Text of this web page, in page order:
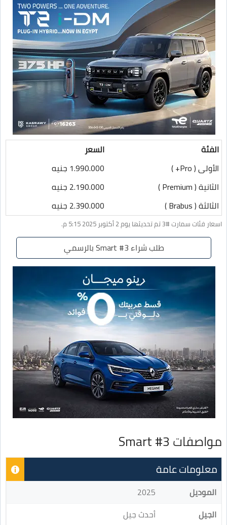
الفئة
السعر
الأولى ( Pro+ )
1.990.000 جنيه
الثانية ( Premium )
2.190.000 جنيه
الثالثة ( Brabus )
2.390.000 جنيه
اسعار فئات سمارت #3 تم تحديثها يوم 2 أكتوبر 2025 5:15 م.
طلب شراء Smart #3 بالرسمي
مواصفات Smart #3
معلومات عامة
الموديل
2025
الجيل
أحدث جيل